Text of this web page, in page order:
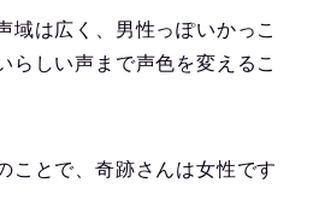
域は広く、男性っぽいかっこ
らしい声まで声色を変えるこ
ことで、奇跡さんは女性です